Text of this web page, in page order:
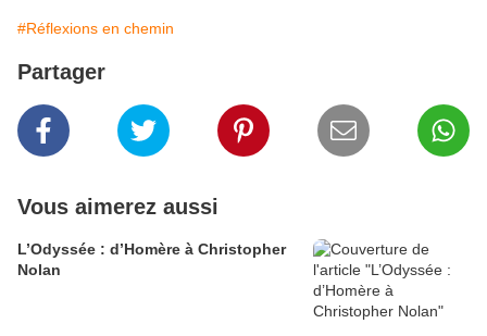
#Réflexions en chemin
Partager
Vous aimerez aussi
L’Odyssée : d’Homère à Christopher
Nolan